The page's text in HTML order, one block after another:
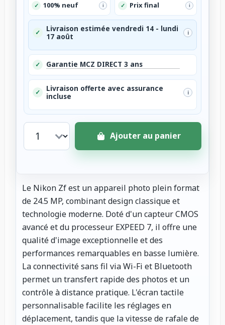
✓ 100% neuf i ✓ Prix final i
✓
Livraison estimée vendredi 14 - lundi
17 août
i
✓ Garantie MCZ DIRECT 3 ans
✓
Livraison offerte avec assurance
incluse
i
Ajouter au panier
Le Nikon Zf est un appareil photo plein format
de 24.5 MP, combinant design classique et
technologie moderne. Doté d'un capteur CMOS
avancé et du processeur EXPEED 7, il offre une
qualité d'image exceptionnelle et des
performances remarquables en basse lumière.
La connectivité sans fil via Wi-Fi et Bluetooth
permet un transfert rapide des photos et un
contrôle à distance pratique. L'écran tactile
personnalisable facilite les réglages en
déplacement, tandis que la vitesse de rafale de